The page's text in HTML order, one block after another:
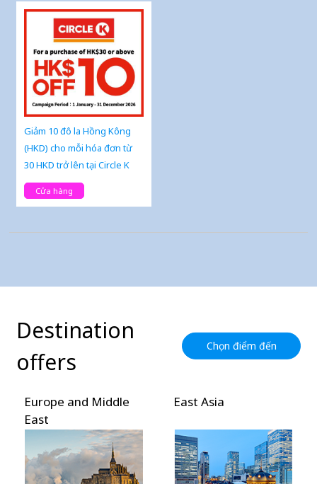
Giảm 10 đô la Hồng Kông
(HKD) cho mỗi hóa đơn từ
30 HKD trở lên tại Circle K
Cửa hàng
Destination
offers
Chọn điểm đến
Europe and Middle
East
East Asia